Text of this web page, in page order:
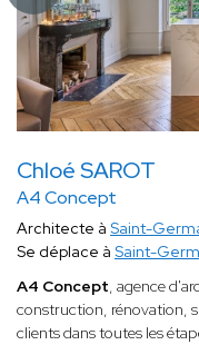
Chloé SAROT
A4 Concept
Architecte à Saint-
Se déplace à Saint-
A4 Concept, agence
construction, rénovation,
clients dans toutes les